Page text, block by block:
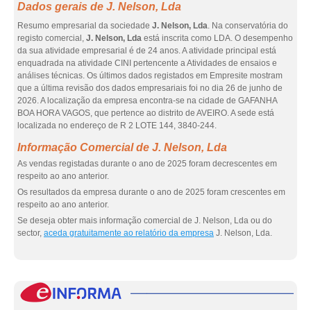
Dados gerais de J. Nelson, Lda
Resumo empresarial da sociedade J. Nelson, Lda. Na conservatória do
registo comercial, J. Nelson, Lda está inscrita como LDA. O desempenho
da sua atividade empresarial é de 24 anos. A atividade principal está
enquadrada na atividade CINI pertencente a Atividades de ensaios e
análises técnicas. Os últimos dados registados em Empresite mostram
que a última revisão dos dados empresariais foi no dia 26 de junho de
2026. A localização da empresa encontra-se na cidade de GAFANHA
BOA HORA VAGOS, que pertence ao distrito de AVEIRO. A sede está
localizada no endereço de R 2 LOTE 144, 3840-244.
Informação Comercial de J. Nelson, Lda
As vendas registadas durante o ano de 2025 foram decrescentes em
respeito ao ano anterior.
Os resultados da empresa durante o ano de 2025 foram crescentes em
respeito ao ano anterior.
Se deseja obter mais informação comercial de J. Nelson, Lda ou do
sector, aceda gratuitamente ao relatório da empresa J. Nelson, Lda.